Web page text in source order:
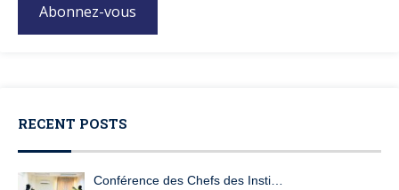
Abonnez-vous
RECENT POSTS
Conférence des Chefs des Insti…